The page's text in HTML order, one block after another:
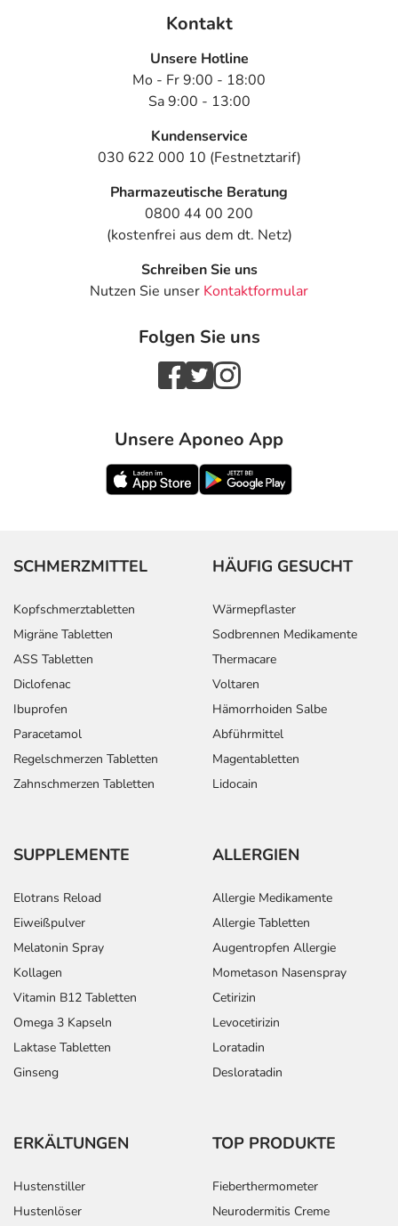
Kontakt
Unsere Hotline
Mo - Fr 9:00 - 18:00
Sa 9:00 - 13:00
Kundenservice
030 622 000 10 (Festnetztarif)
Pharmazeutische Beratung
0800 44 00 200
(kostenfrei aus dem dt. Netz)
Schreiben Sie uns
Nutzen Sie unser Kontaktformular
Folgen Sie uns
Unsere Aponeo App
SCHMERZMITTEL
Kopfschmerztabletten
Migräne Tabletten
ASS Tabletten
Diclofenac
Ibuprofen
Paracetamol
Regelschmerzen Tabletten
Zahnschmerzen Tabletten
HÄUFIG GESUCHT
Wärmepflaster
Sodbrennen Medikamente
Thermacare
Voltaren
Hämorrhoiden Salbe
Abführmittel
Magentabletten
Lidocain
SUPPLEMENTE
Elotrans Reload
Eiweißpulver
Melatonin Spray
Kollagen
Vitamin B12 Tabletten
Omega 3 Kapseln
Laktase Tabletten
Ginseng
ALLERGIEN
Allergie Medikamente
Allergie Tabletten
Augentropfen Allergie
Mometason Nasenspray
Cetirizin
Levocetirizin
Loratadin
Desloratadin
ERKÄLTUNGEN
Hustenstiller
Hustenlöser
TOP PRODUKTE
Fieberthermometer
Neurodermitis Creme